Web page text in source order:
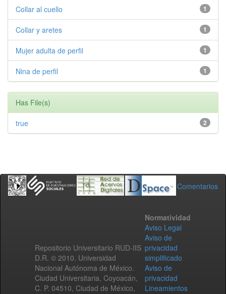
1
Collar al cuello
1
Collar y aretes
1
Mujer adulta de perfil
1
Nina de perfil
Has File(s)
2
true
Comentarios
Repositorio Universitario RUD-IIS
D.R. © 2010. Universidad
Nacional Autónoma de México.
Ciudad Universitaria, Coyoacán,
C. P. 04510, Ciudad de México,
Normatividad
Aviso Legal
Aviso de
privacidad
simplificado
Aviso de
privacidad
Lineamientos